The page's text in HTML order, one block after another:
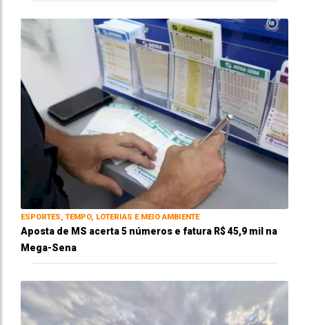
ESPORTES, TEMPO, LOTERIAS E MEIO AMBIENTE
Aposta de MS acerta 5 números e fatura R$ 45,9 mil na
Mega-Sena